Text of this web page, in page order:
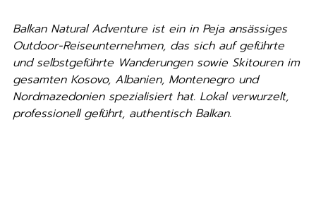
Balkan Natural Adventure ist ein in Peja ansässiges
Outdoor-Reiseunternehmen, das sich auf geführte
und selbstgeführte Wanderungen sowie Skitouren im
gesamten Kosovo, Albanien, Montenegro und
Nordmazedonien spezialisiert hat. Lokal verwurzelt,
professionell geführt, authentisch Balkan.